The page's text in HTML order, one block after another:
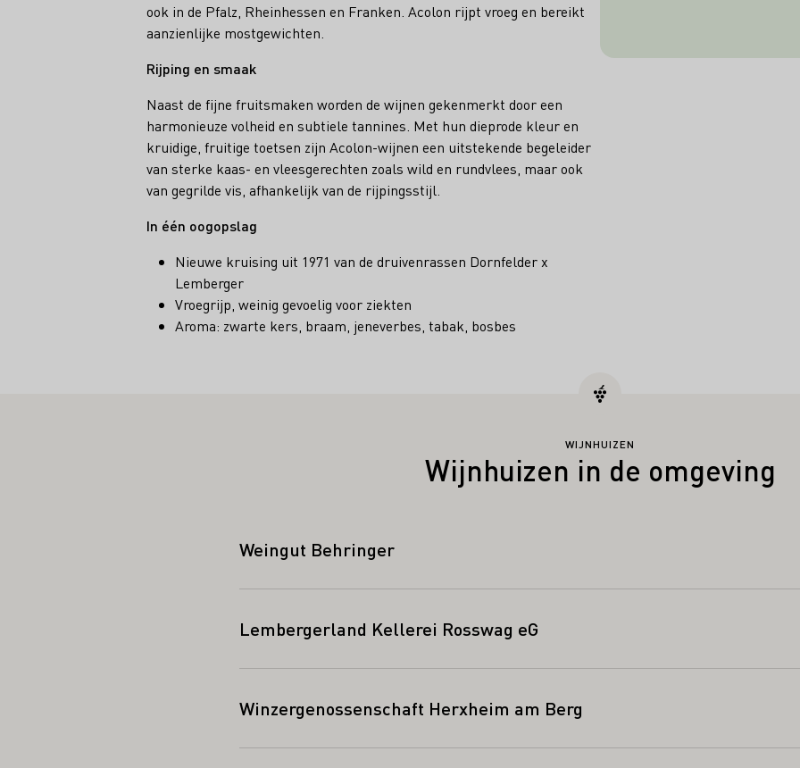
ook in de Pfalz, Rheinhessen en Franken. Acolon rijpt vroeg en bereikt
aanzienlijke mostgewichten.
Rijping en smaak
Naast de fijne fruitsmaken worden de wijnen gekenmerkt door een
harmonieuze volheid en subtiele tannines. Met hun dieprode kleur en
kruidige, fruitige toetsen zijn Acolon-wijnen een uitstekende begeleider
van sterke kaas- en vleesgerechten zoals wild en rundvlees, maar ook
van gegrilde vis, afhankelijk van de rijpingsstijl.
In één oogopslag
Nieuwe kruising uit 1971 van de druivenrassen Dornfelder x
Lemberger
Vroegrijp, weinig gevoelig voor ziekten
Aroma: zwarte kers, braam, jeneverbes, tabak, bosbes
WIJNHUIZEN
Wijnhuizen in de omgeving
Weingut Behringer
Lembergerland Kellerei Rosswag eG
Winzergenossenschaft Herxheim am Berg